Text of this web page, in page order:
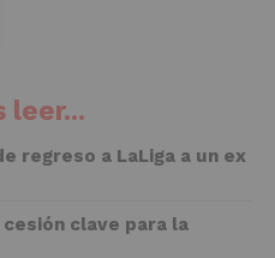
leer...
regreso a LaLiga a un ex
clave para la